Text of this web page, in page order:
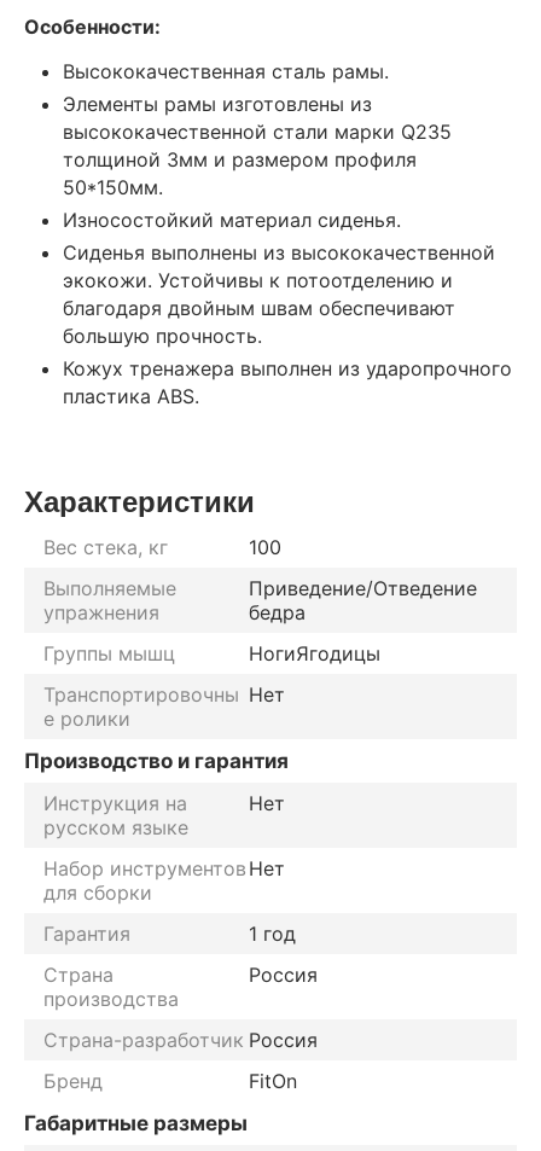
Особенности:
Высококачественная сталь рамы.
Элементы рамы изготовлены из
высококачественной стали марки Q235
толщиной 3мм и размером профиля
50*150мм.
Износостойкий материал сиденья.
Сиденья выполнены из высококачественной
экокожи. Устойчивы к потоотделению и
благодаря двойным швам обеспечивают
большую прочность.
Кожух тренажера выполнен из ударопрочного
пластика ABS.
Характеристики
Вес стека, кг
100
Выполняемые
упражнения
Приведение/Отведение
бедра
Группы мышц
НогиЯгодицы
Транспортировочны
е ролики
Нет
Производство и гарантия
Инструкция на
русском языке
Нет
Набор инструментов
для сборки
Нет
Гарантия
1 год
Страна
производства
Россия
Страна-разработчик Россия
Бренд
FitOn
Габаритные размеры